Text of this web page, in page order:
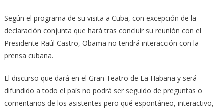
Según el programa de su visita a Cuba, con excepción de la
declaración conjunta que hará tras concluir su reunión con el
Presidente Raúl Castro, Obama no tendrá interacción con la
prensa cubana.
El discurso que dará en el Gran Teatro de La Habana y será
difundido a todo el país no podrá ser seguido de preguntas o
comentarios de los asistentes pero qué espontáneo, interactivo,